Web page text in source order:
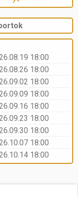
18:00
18:00
18:00
18:00
18:00
18:00
18:00
18:00
18:00